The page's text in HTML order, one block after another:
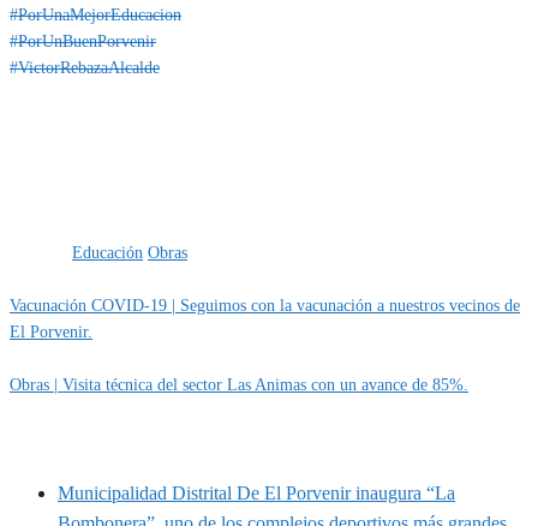
#PorUnaMejorEducacion
#PorUnBuenPorvenir
#VictorRebazaAlcalde
Educación Obras
Vacunación COVID-19 | Seguimos con la vacunación a nuestros vecinos de
El Porvenir.
Obras | Visita técnica del sector Las Animas con un avance de 85%.
Municipalidad Distrital De El Porvenir inaugura “La